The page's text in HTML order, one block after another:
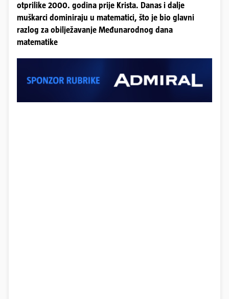
otprilike 2000. godina prije Krista. Danas i dalje
muškarci dominiraju u matematici, što je bio glavni
razlog za obilježavanje Međunarodnog dana
matematike